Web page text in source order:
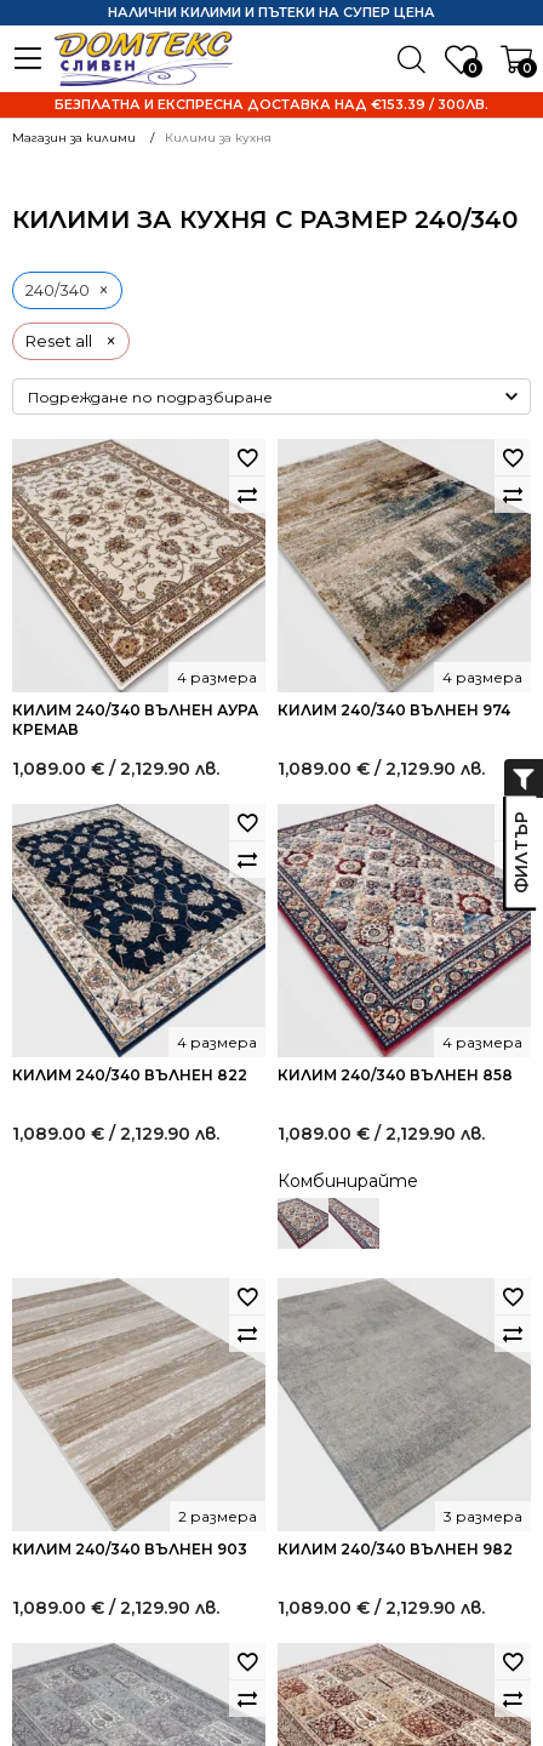
0 0
НАЛИЧНИ КИЛИМИ И ПЪТЕКИ НА СУПЕР ЦЕНА
БЕЗПЛАТНА И ЕКСПРЕСНА ДОСТАВКА НАД €153.39 / 300ЛВ.
Магазин за килими Килими за кухня
КИЛИМИ ЗА КУХНЯ С РАЗМЕР 240/340
Reset all ×
240/340 ×
КИЛИМ 240/340 ВЪЛНЕН АУРА
КРЕМАВ
4 размера
1,089.00 € / 2,129.90 лв.
КИЛИМ 240/340 ВЪЛНЕН 974
4 размера
1,089.00 € / 2,129.90 лв.
КИЛИМ 240/340 ВЪЛНЕН 822
4 размера
1,089.00 € / 2,129.90 лв.
КИЛИМ 240/340 ВЪЛНЕН 858
4 размера
1,089.00 € / 2,129.90 лв.
Комбинирайте
КИЛИМ 240/340 ВЪЛНЕН 903
2 размера
1,089.00 € / 2,129.90 лв.
КИЛИМ 240/340 ВЪЛНЕН 982
3 размера
1,089.00 € / 2,129.90 лв.